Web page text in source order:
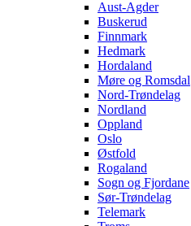
Aust-Agder
Buskerud
Finnmark
Hedmark
Hordaland
Møre og Romsdal
Nord-Trøndelag
Nordland
Oppland
Oslo
Østfold
Rogaland
Sogn og Fjordane
Sør-Trøndelag
Telemark